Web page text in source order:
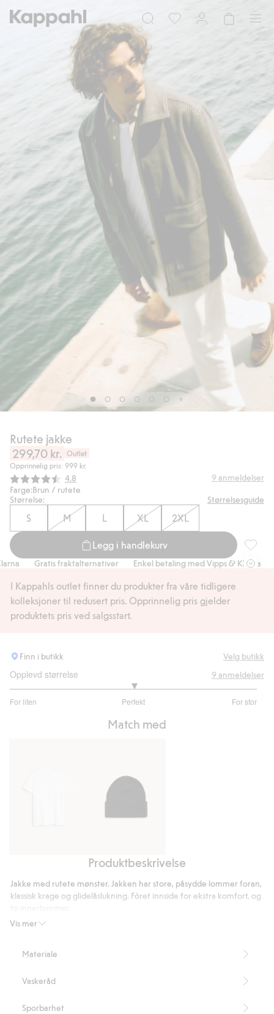
Rutete jakke
299,70 kr. Outlet
Opprinnelig pris: 999 kr.
Gjennomsnittskarakter:
4.8 9 anmeldelser
Farge:Brun / rutete
Størrelse:
Størrelsesguide
S M L XL 2XL
Legg i handlekurv
Rutete
Gratis fraktalternativer Enkel betaling med Vipps & Klarna
I Kappahls outlet finner du produkter fra våre tidligere
kolleksjoner til redusert pris. Opprinnelig pris gjelder
produktets pris ved salgsstart.
Finn i butikk Velg butikk
Opplevd størrelse
For liten Perfekt For stor
av
9 anmeldelser
Match med
skjorte
bomull
Strikkelue
Produktbeskrivelse
Vis mer
Jakke med rutete mønster. Jakken har store, påsydde lommer foran,
klassisk krage og glidelåslukning. Fôret innside for ekstra komfort, og
Glidelås foran
Rett passform
Inneholder 100 % resirkulert polyester.
Recycled Polyester
Materiale
Vaskeråd
Sporbarhet